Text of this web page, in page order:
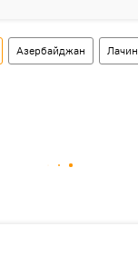
Азербайджан Лачин